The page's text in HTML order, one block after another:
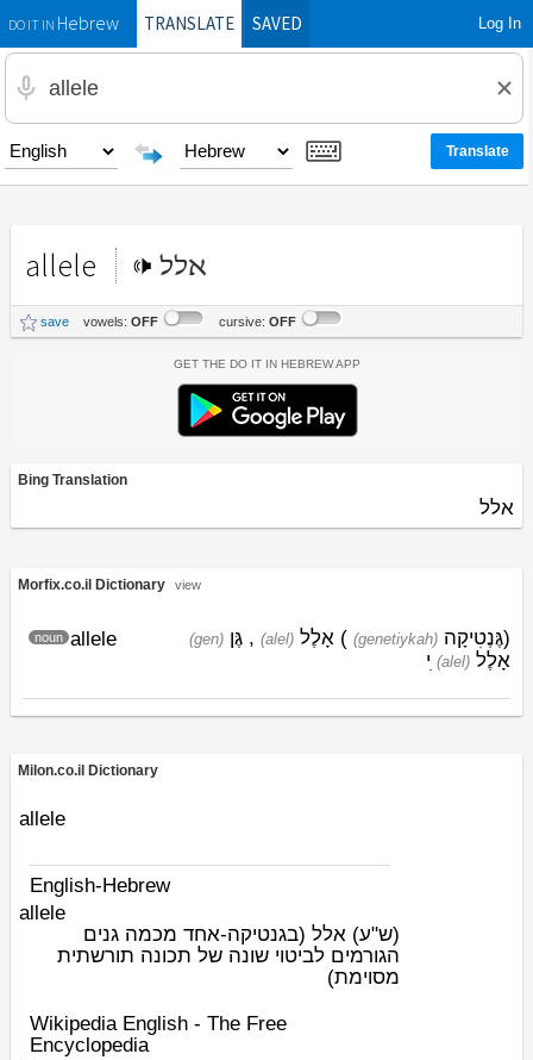
DO IT INHebrewTRANSLATE SAVED Log In
allele אלל
save vowels: OFF cursive: OFF
Get the Do It In Hebrew App
Bing Translation
אלל
Morfix.co.il Dictionary view
allele
noun (
(genetiykah) גֶּנֶטִיקָה )
(alel) אָלֶל ,
(gen) גֶּן
(alel) אָלֶל ִי
Milon.co.il Dictionary
allele
English-Hebrew
allele
(ש"ע) אלל (בגנטיקה-אחד מכמה גנים
הגורמים לביטוי שונה של תכונה תורשתית
מסוימת)
Wikipedia English - The Free
Encyclopedia